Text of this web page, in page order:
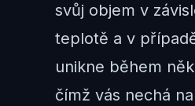
svůj objem v
teplotě a v
unikne během
čímž vás nechá